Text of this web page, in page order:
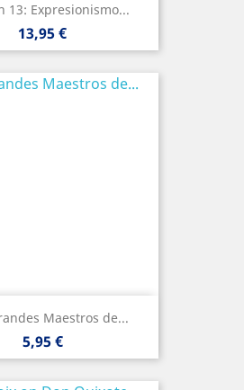
13: Expresionismo...
Precio
13,95 €
Maestros de...
Precio
5,95 €